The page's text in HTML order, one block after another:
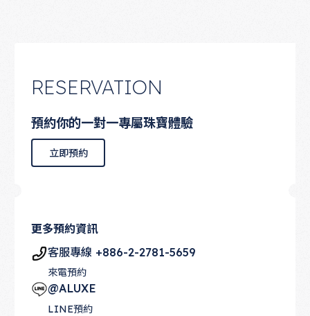
RESERVATION
預約你的一對一專屬珠寶體驗
立即預約
立即預約
更多預約資訊
客服專線 +886-2-2781-5659
來電預約
@ALUXE
LINE預約